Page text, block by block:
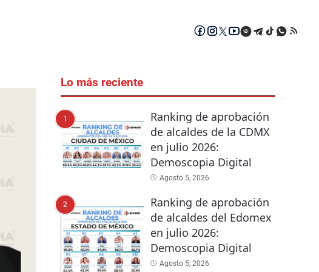
Lo más reciente
1
Ranking de aprobación
de alcaldes de la CDMX
en julio 2026:
Demoscopia Digital
Agosto 5, 2026
2
Ranking de aprobación
de alcaldes del Edomex
en julio 2026:
Demoscopia Digital
Agosto 5, 2026